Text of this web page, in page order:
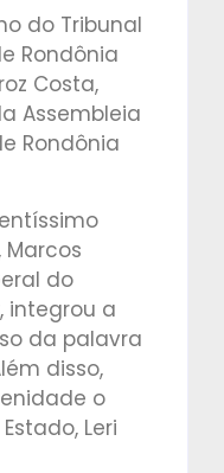
do Tribunal
Rondônia
Costa,
Assembleia
Rondônia
Marcos
do
integrou a
da palavra
disso,
o
Leri